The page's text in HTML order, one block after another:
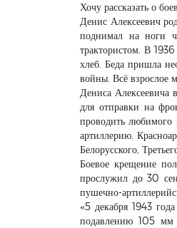
Хочу рассказать о
Денис Алексеевич
поднимал на ноги
трактористом. В
хлеб. Беда пришла
войны. Всё взрослое
Дениса Алексеевича
для отправки на
проводить любимого
артиллерию.
Белорусского,
Боевое крещение
прослужил до 30
пушечно-
«5 декабря 1943
подавлению 105 мм